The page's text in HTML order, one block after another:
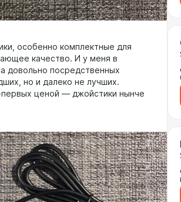
особенно комплектные для
качество. И у меня в
довольно посредственных
но и далеко не лучших.
ценой — джойстики нынче